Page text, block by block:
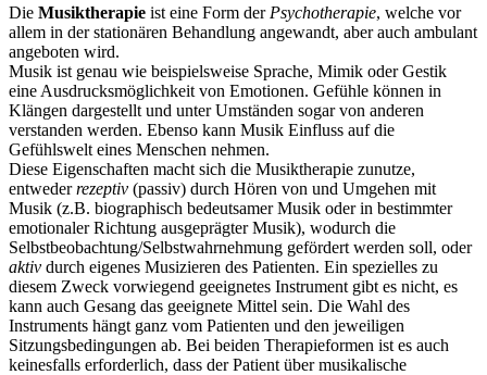
Die Musiktherapie ist eine Form der Psychotherapie, welche vor
allem in der stationären Behandlung angewandt, aber auch ambulant
angeboten wird.
Musik ist genau wie beispielsweise Sprache, Mimik oder Gestik
eine Ausdrucksmöglichkeit von Emotionen. Gefühle können in
Klängen dargestellt und unter Umständen sogar von anderen
verstanden werden. Ebenso kann Musik Einfluss auf die
Gefühlswelt eines Menschen nehmen.
Diese Eigenschaften macht sich die Musiktherapie zunutze,
entwederrezeptiv (passiv) durch Hören von und Umgehen mit
Musik (z.B. biographisch bedeutsamer Musik oder in bestimmter
emotionaler Richtung ausgeprägter Musik), wodurch die
Selbstbeobachtung/Selbstwahrnehmung gefördert werden soll, oder
aktiv durch eigenes Musizieren des Patienten. Ein spezielles zu
diesem Zweck vorwiegend geeignetes Instrument gibt es nicht, es
kann auch Gesang das geeignete Mittel sein. Die Wahl des
Instruments hängt ganz vom Patienten und den jeweiligen
Sitzungsbedingungen ab. Bei beiden Therapieformen ist es auch
keinesfalls erforderlich, dass der Patient über musikalische